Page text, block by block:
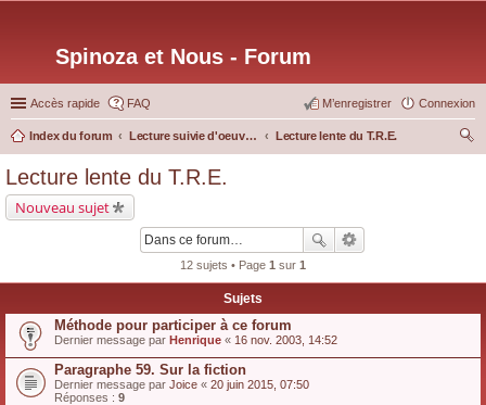
Spinoza et Nous - Forum
Accès rapide FAQ Connexion
M’enregistrer
Index du forum Lecture suivie d'oeuvres particulières
Lecture lente du T.R.E.
Lecture lente du T.R.E.
Nouveau sujet
12 sujets • Page 1 sur 1
Sujets
Méthode pour participer à ce forum
Dernier message par Henrique « 16 nov. 2003, 14:52
Paragraphe 59. Sur la fiction
Dernier message par Joice « 20 juin 2015, 07:50
Réponses : 9